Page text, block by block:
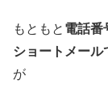
もともと 電話番
ショートメール
が